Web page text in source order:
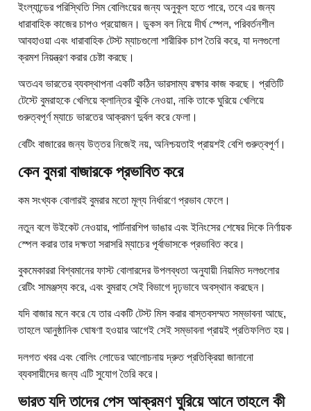
ইংল্যান্ডের পরিস্থিতি সিম বোলিংয়ের জন্য অনুকূল হতে পারে, তবে এর জন্য
ধারাবাহিক কাজের চাপও প্রয়োজন। ডুকস বল নিয়ে দীর্ঘ স্পেল, পরিবর্তনশীল
আবহাওয়া এবং ধারাবাহিক টেস্ট ম্যাচগুলো শারীরিক চাপ তৈরি করে, যা দলগুলো
ক্রমশ নিয়ন্ত্রণ করার চেষ্টা করছে।
অতএব ভারতের ব্যবস্থাপনা একটি কঠিন ভারসাম্য রক্ষার কাজ করছে। প্রতিটি
টেস্টে বুমরাহকে খেলিয়ে ক্লান্তির ঝুঁকি নেওয়া, নাকি তাকে ঘুরিয়ে খেলিয়ে
গুরুত্বপূর্ণ ম্যাচে ভারতের আক্রমণ দুর্বল করে ফেলা।
বেটিং বাজারের জন্য উত্তর নিজেই নয়, অনিশ্চয়তাই প্রায়শই বেশি গুরুত্বপূর্ণ।
কেন বুমরা বাজারকে প্রভাবিত করে
কম সংখ্যক বোলারই বুমরার মতো মূল্য নির্ধারণে প্রভাব ফেলে।
নতুন বলে উইকেট নেওয়ার, পার্টনারশিপ ভাঙার এবং ইনিংসের শেষের দিকে নির্ণায়ক
স্পেল করার তার দক্ষতা সরাসরি ম্যাচের পূর্বাভাসকে প্রভাবিত করে।
বুকমেকাররা বিশ্বমানের ফাস্ট বোলারদের উপলব্ধতা অনুযায়ী নিয়মিত দলগুলোর
রেটিং সামঞ্জস্য করে, এবং বুমরাহ সেই বিভাগে দৃঢ়ভাবে অবস্থান করছেন।
যদি বাজার মনে করে যে তার একটি টেস্ট মিস করার বাস্তবসম্মত সম্ভাবনা আছে,
তাহলে আনুষ্ঠানিক ঘোষণা হওয়ার আগেই সেই সম্ভাবনা প্রায়ই প্রতিফলিত হয়।
দলগত খবর এবং বোলিং লোডের আলোচনায় দ্রুত প্রতিক্রিয়া জানানো
ব্যবসায়ীদের জন্য এটি সুযোগ তৈরি করে।
ভারত যদি তাদের পেস আক্রমণ ঘুরিয়ে আনে তাহলে কী